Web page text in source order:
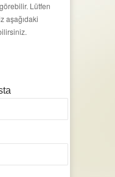
Lütfen
aşağıdaki